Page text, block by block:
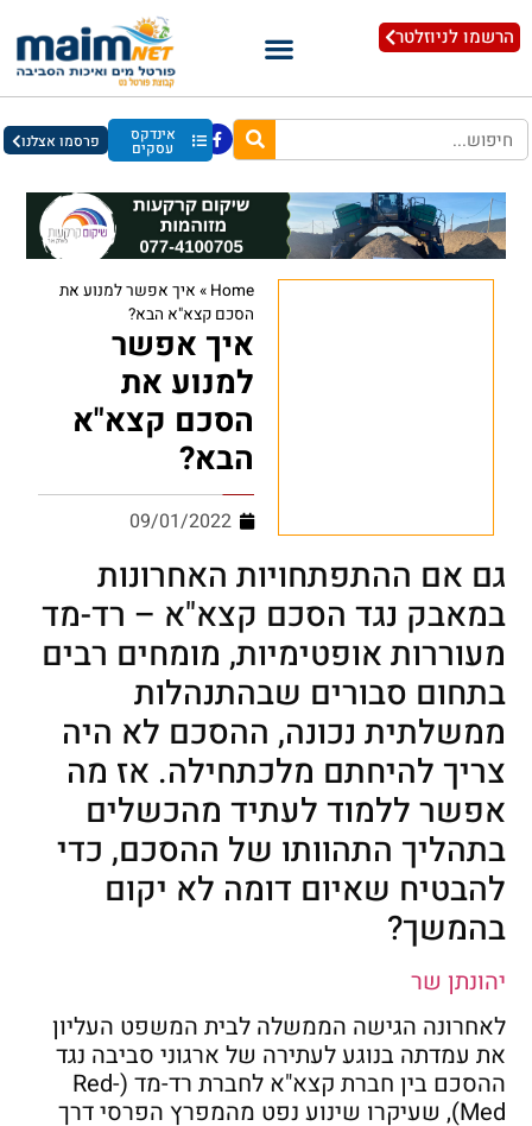
הרשמו לניוזלטר
אינדקס
עסקים פרסמו אצלנו
Home
» איך אפשר למנוע את
הסכם קצא"א הבא?
איך אפשר
למנוע את
הסכם קצא"א
הבא?
09/01/2022
גם אם ההתפתחויות האחרונות
במאבק נגד הסכם קצא"א – רד-מד
מעוררות אופטימיות, מומחים רבים
בתחום סבורים שבהתנהלות
ממשלתית נכונה, ההסכם לא היה
צריך להיחתם מלכתחילה. אז מה
אפשר ללמוד לעתיד מהכשלים
בתהליך התהוותו של ההסכם, כדי
להבטיח שאיום דומה לא יקום
בהמשך?
יהונתן שר
לאחרונה הגישה הממשלה לבית המשפט העליון
את עמדתה בנוגע לעתירה של ארגוני סביבה נגד
ההסכם בין חברת קצא"א לחברת רד-מד (Red-
Med), שעיקרו שינוע נפט מהמפרץ הפרסי דרך